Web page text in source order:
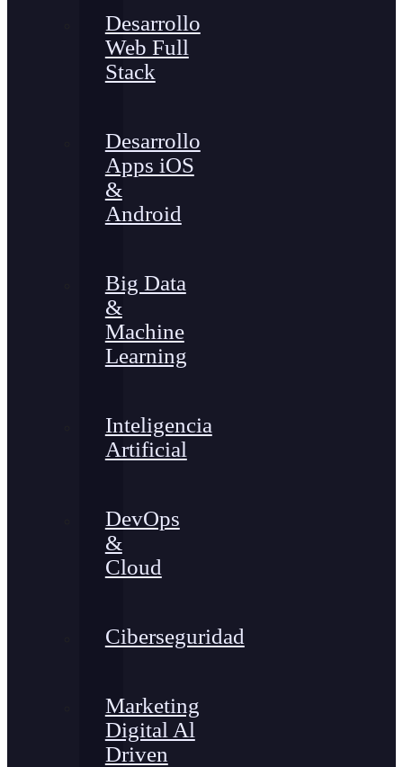
Desarrollo
Web Full
Stack
Desarrollo
Apps iOS
&
Android
Big Data
&
Machine
Learning
Inteligencia
Artificial
DevOps
&
Cloud
Ciberseguridad
Marketing
Digital Al
Driven